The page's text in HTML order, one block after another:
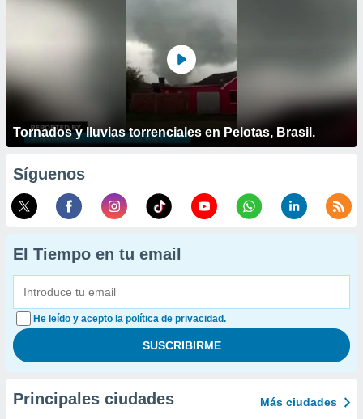
Tornados y lluvias torrenciales en Pelotas, Brasil.
Síguenos
El Tiempo en tu email
He leído y acepto la política de privacidad.
Principales ciudades Más ciudades